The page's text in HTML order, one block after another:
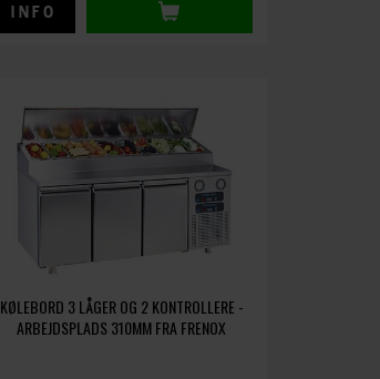
KØLEBORD 3 LÅGER OG 2 KONTROLLERE -
ARBEJDSPLADS 310MM FRA FRENOX